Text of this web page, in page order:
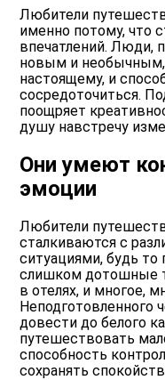
Любители
именно потому, что
впечатлений. Люди,
новым и
настоящему, и
сосредоточиться.
поощряет
душу навстречу
Они умеют
эмоции
Любители
сталкиваются с
ситуациями, будь то
слишком дотошные
в отелях, и многое,
Неподготовленного
довести до белого
путешествовать
способность
сохранять